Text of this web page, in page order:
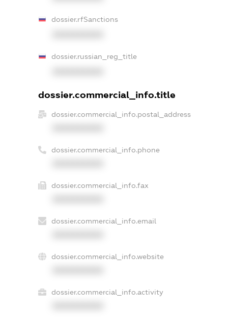
dossier.rfSanctions
dossier.russian_reg_title
dossier.commercial_info.title
dossier.commercial_info.postal_address
dossier.commercial_info.phone
dossier.commercial_info.fax
dossier.commercial_info.email
dossier.commercial_info.website
dossier.commercial_info.activity